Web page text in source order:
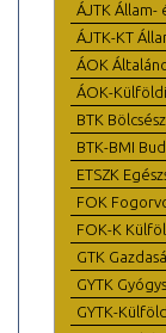
ÁJTK Állam-
ÁJTK-KT
ÁOK
ÁOK-
BTK
BTK-BMI
ETSZK
FOK
FOK-K
GTK
GYTK
GYTK-